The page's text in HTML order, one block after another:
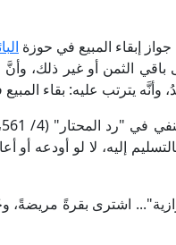
إبقاء المبيع في حوزة
باقي الثمن أو غير ذلك،
وأنَّه يترتب عليه: بقاء
إليه، لا لو أودعه
[في "البزازية"... اشترى بقرةً